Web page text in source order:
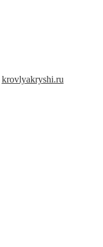
krovlyakryshi.ru